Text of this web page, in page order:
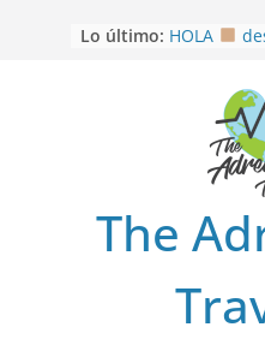
Lo último: HOLA
EL
opción
OTRA
MULITO!
The